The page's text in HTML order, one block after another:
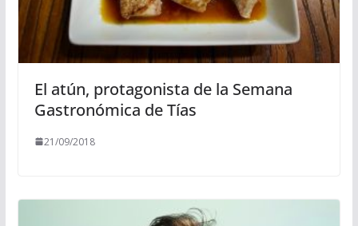
El atún, protagonista de la Semana
Gastronómica de Tías
21/09/2018